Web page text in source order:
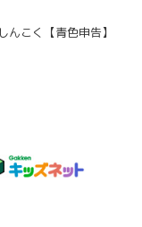
んこく【青色申告】